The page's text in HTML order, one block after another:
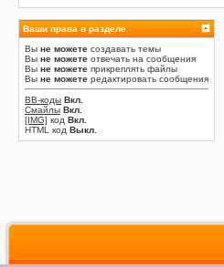
Ваши права в разделе
Вы не можете создавать темы
Вы не можете отвечать на сообщения
Вы не можете прикреплять файлы
Вы не можете редактировать сообщения
BB-коды Вкл.
Смайлы Вкл.
[IMG] код Вкл.
HTML код Выкл.